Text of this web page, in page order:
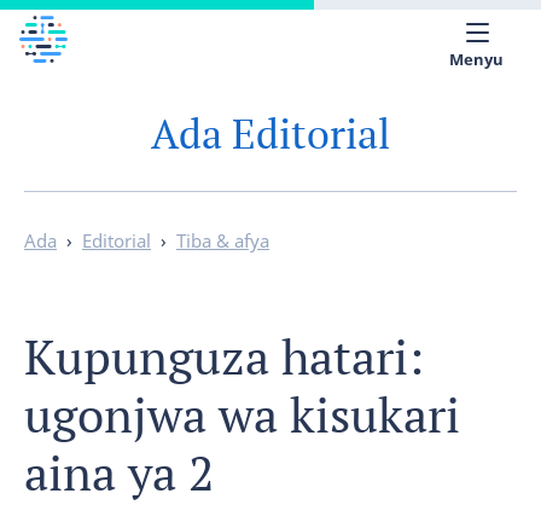
Maktaba ya Magonjwa
Kiswahili
Menyu
Ada Editorial
Ada › Editorial › Tiba & afya
Kupunguza hatari:
ugonjwa wa kisukari
aina ya 2